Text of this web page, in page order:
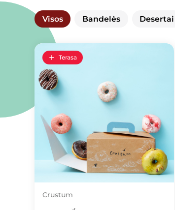
Visos Bandelės Desertai
Crustum
Terasa